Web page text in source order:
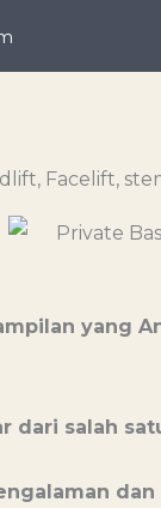
Facelift,
yang
dari salah